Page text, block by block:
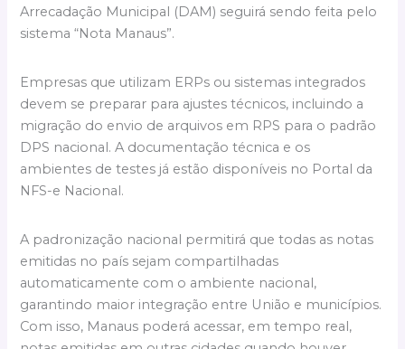
Arrecadação Municipal (DAM) seguirá sendo feita pelo
sistema “Nota Manaus”.
Empresas que utilizam ERPs ou sistemas integrados
devem se preparar para ajustes técnicos, incluindo a
migração do envio de arquivos em RPS para o padrão
DPS nacional. A documentação técnica e os
ambientes de testes já estão disponíveis no Portal da
NFS-e Nacional.
A padronização nacional permitirá que todas as notas
emitidas no país sejam compartilhadas
automaticamente com o ambiente nacional,
garantindo maior integração entre União e municípios.
Com isso, Manaus poderá acessar, em tempo real,